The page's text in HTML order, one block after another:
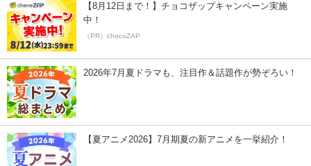
【8月12日まで！】チョコザップキャンペーン実施
中！
（PR）chocoZAP
2026年7月夏ドラマも、注目作＆話題作が勢ぞろい！
【夏アニメ2026】7月期夏の新アニメを一挙紹介！